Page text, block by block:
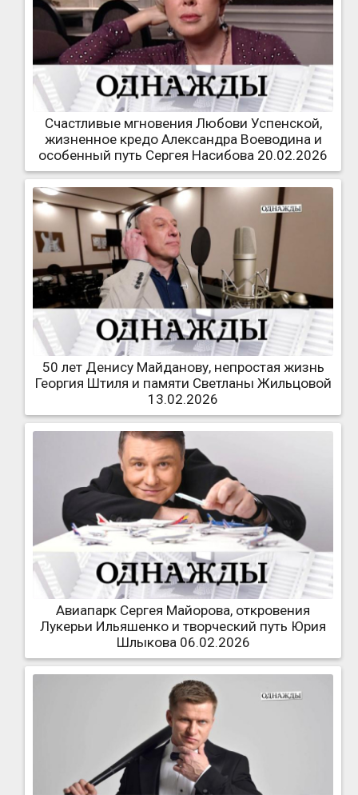
Счастливые мгновения Любови Успенской,
жизненное кредо Александра Воеводина и
особенный путь Сергея Насибова 20.02.2026
50 лет Денису Майданову, непростая жизнь
Георгия Штиля и памяти Светланы Жильцовой
13.02.2026
Авиапарк Сергея Майорова, откровения
Лукерьи Ильяшенко и творческий путь Юрия
Шлыкова 06.02.2026